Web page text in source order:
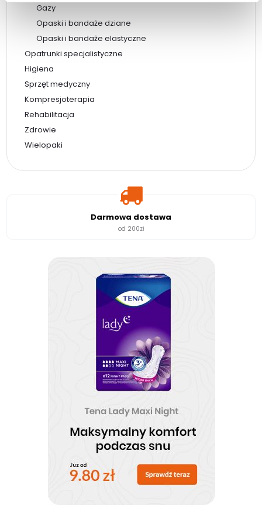
Gazy
Opaski i bandaże dziane
Opaski i bandaże elastyczne
Opatrunki specjalistyczne
Higiena
Sprzęt medyczny
Kompresjoterapia
Rehabilitacja
Zdrowie
Wielopaki
Darmowa dostawa
od 200zł